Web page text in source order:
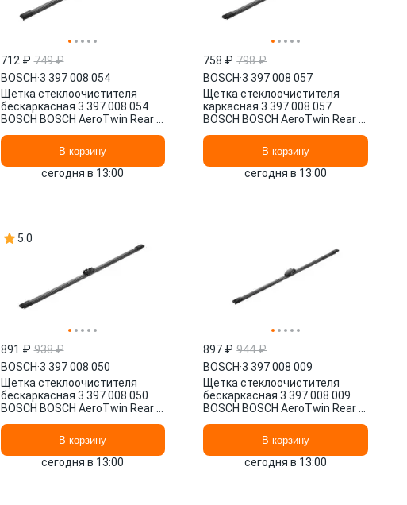
712 ₽ 749 ₽
BOSCH·3 397 008 054
Щетка стеклоочистителя
бескаркасная 3 397 008 054
BOSCH BOSCH AeroTwin Rear ,
В корзину
сегодня в 13:00
758 ₽ 798 ₽
BOSCH·3 397 008 057
Щетка стеклоочистителя
каркасная 3 397 008 057
BOSCH BOSCH AeroTwin Rear ,
В корзину
сегодня в 13:00
5.0
891 ₽ 938 ₽
BOSCH·3 397 008 050
Щетка стеклоочистителя
бескаркасная 3 397 008 050
BOSCH BOSCH AeroTwin Rear ,
В корзину
сегодня в 13:00
897 ₽ 944 ₽
BOSCH·3 397 008 009
Щетка стеклоочистителя
бескаркасная 3 397 008 009
BOSCH BOSCH AeroTwin Rear ,
В корзину
сегодня в 13:00